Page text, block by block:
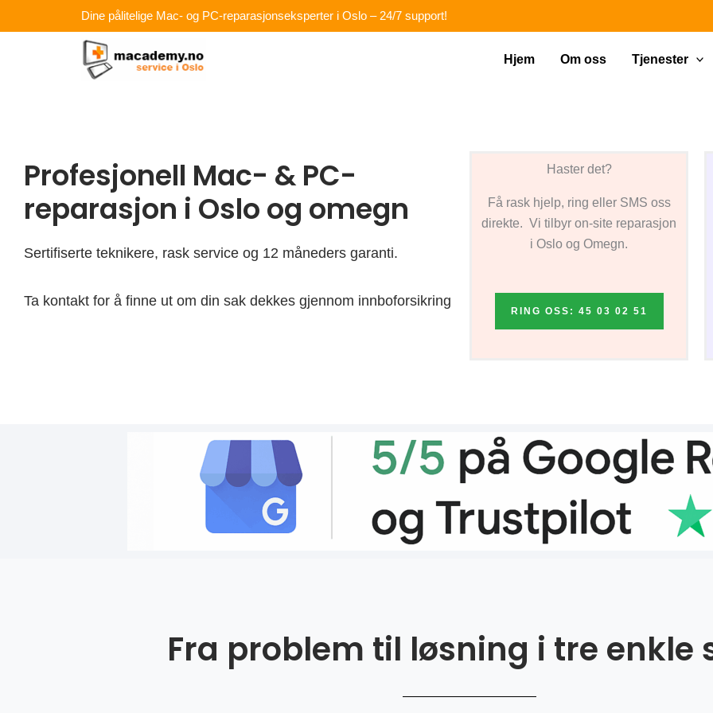
rett
Dine pålitelige Mac- og PC-reparasjonseksperter i Oslo – 24/7 support!
Hjem Om oss Tjenester
Profesjonell Mac- & PC-
reparasjon i Oslo og omegn
Sertifiserte teknikere, rask service og 12 måneders garanti.
Ta kontakt for å finne ut om din sak dekkes gjennom innboforsikring
Haster det?
Få rask hjelp, ring eller SMS oss
direkte. Vi tilbyr on-site reparasjon
i Oslo og Omegn.
RING OSS: 45 03 02 51
Fra problem til løsning i tre enkle